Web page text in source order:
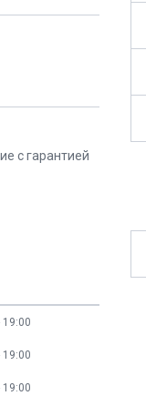
с гарантией
19:00
19:00
19:00